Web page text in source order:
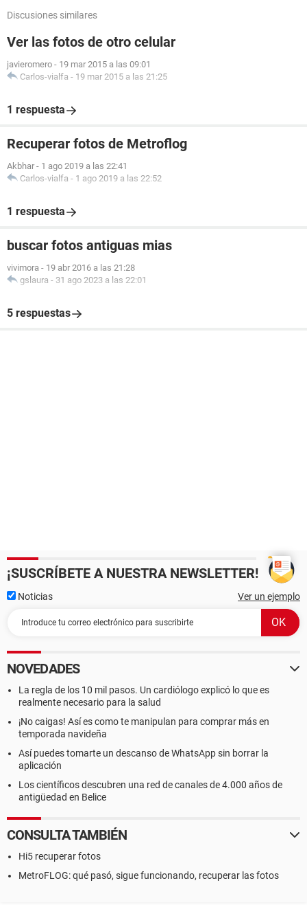
Discusiones similares
Ver las fotos de otro celular
javieromero - 19 mar 2015 a las 09:01
Carlos-vialfa - 19 mar 2015 a las 21:25
1 respuesta
Recuperar fotos de Metroflog
Akbhar - 1 ago 2019 a las 22:41
Carlos-vialfa - 1 ago 2019 a las 22:52
1 respuesta
buscar fotos antiguas mias
vivimora - 19 abr 2016 a las 21:28
gslaura - 31 ago 2023 a las 22:01
5 respuestas
¡SUSCRÍBETE A NUESTRA NEWSLETTER!
Noticias Ver un ejemplo
NOVEDADES
La regla de los 10 mil pasos. Un cardiólogo explicó lo que es
realmente necesario para la salud
¡No caigas! Así es como te manipulan para comprar más en
temporada navideña
Así puedes tomarte un descanso de WhatsApp sin borrar la
aplicación
Los científicos descubren una red de canales de 4.000 años de
antigüedad en Belice
CONSULTA TAMBIÉN
Hi5 recuperar fotos
MetroFLOG: qué pasó, sigue funcionando, recuperar las fotos